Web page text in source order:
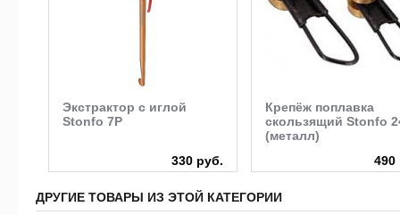
Экстрактор с иглой
Stonfo 7P
330 руб.
Крепёж поплавка
скользящий Stonfo
(металл)
490
ДРУГИЕ ТОВАРЫ ИЗ ЭТОЙ КАТЕГОРИИ